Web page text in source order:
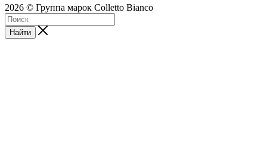
2026 © Группа марок Colletto Bianco
Найти